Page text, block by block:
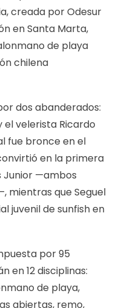
creada por Odesur
en Santa Marta,
de playa
chilena
dos abanderados:
el velerista Ricardo
fue bronce en el
en la primera
Junior —ambos
mientras que Seguel
juvenil de sunfish en
por 95
en 12 disciplinas:
de playa,
abiertas, remo,